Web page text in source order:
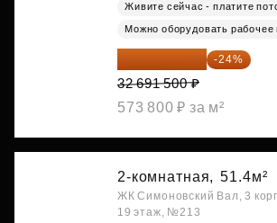
Живите сейчас - платите
Можно оборудовать рабочее
24 845 540 ₽ -24%
32 691 500 ₽
573 800 ₽ за м²
2-комнатная, 51.4м²
ЖК Симоновский Вал, 3
19 этаж, №213